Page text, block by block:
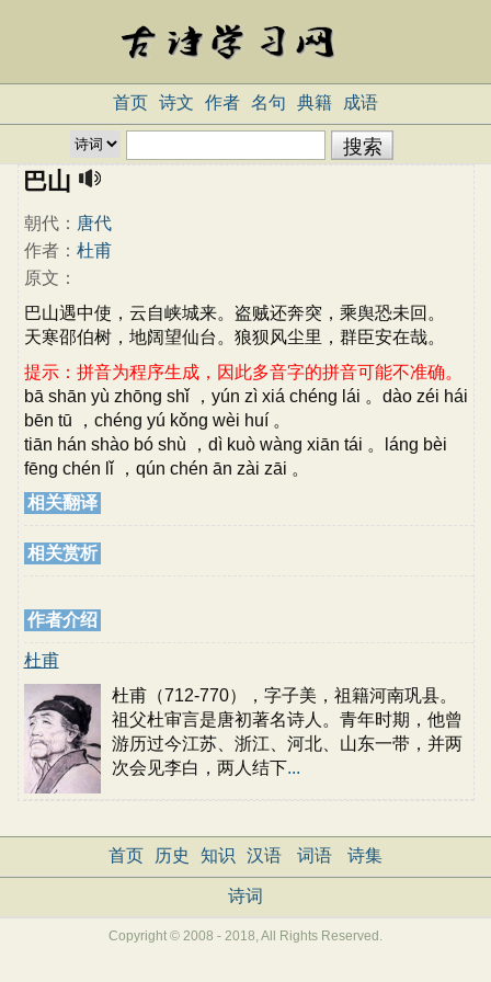
首页 诗文 作者 名句 典籍 成语
巴山
朝代： 唐代
作者： 杜甫
原文：
巴山遇中使，云自峡城来。盗贼还奔突，乘舆恐未回。
天寒邵伯树，地阔望仙台。狼狈风尘里，群臣安在哉。
提示：拼音为程序生成，因此多音字的拼音可能不准确。
bā shān yù zhōng shǐ ，yún zì xiá chéng lái 。dào zéi hái
bēn tū ，chéng yú kǒng wèi huí 。
tiān hán shào bó shù ，dì kuò wàng xiān tái 。láng bèi
fēng chén lǐ ，qún chén ān zài zāi 。
相关翻译
相关赏析
作者介绍
杜甫
杜甫（712-770），字子美，祖籍河南巩县。
祖父杜审言是唐初著名诗人。青年时期，他曾
游历过今江苏、浙江、河北、山东一带，并两
次会见李白，两人结下...
首页 历史 知识 汉语 词语 诗集
诗词
Copyright © 2008 - 2018, All Rights Reserved.